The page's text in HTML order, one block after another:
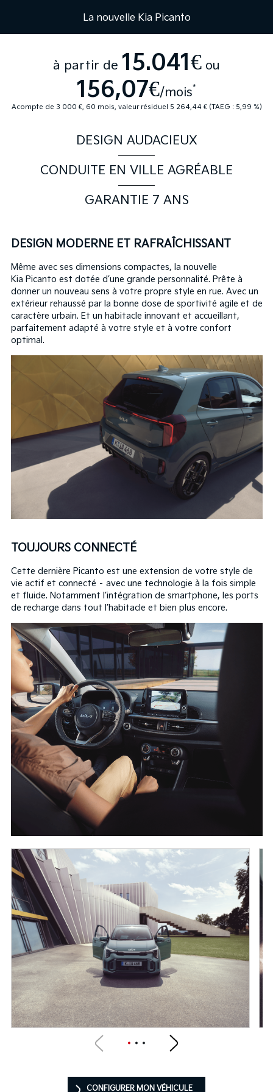
La nouvelle Kia Picanto
à partir de 15.041€ ou
156,07€/mois*
Acompte de 3 000 €, 60 mois, valeur résiduel 5 264,44 € (TAEG : 5,99 %)
DESIGN AUDACIEUX
CONDUITE EN VILLE AGRÉABLE
GARANTIE 7 ANS
DESIGN MODERNE ET RAFRAÎCHISSANT
Même avec ses dimensions compactes, la nouvelle
Kia Picanto est dotée d’une grande personnalité. Prête à
donner un nouveau sens à votre propre style en rue. Avec un
extérieur rehaussé par la bonne dose de sportivité agile et de
caractère urbain. Et un habitacle innovant et accueillant,
parfaitement adapté à votre style et à votre confort
optimal.
TOUJOURS CONNECTÉ
Cette dernière Picanto est une extension de votre style de
vie actif et connecté – avec une technologie à la fois simple
et fluide. Notamment l’intégration de smartphone, les ports
de recharge dans tout l’habitacle et bien plus encore.
CONFIGURER MON VÉHICULE